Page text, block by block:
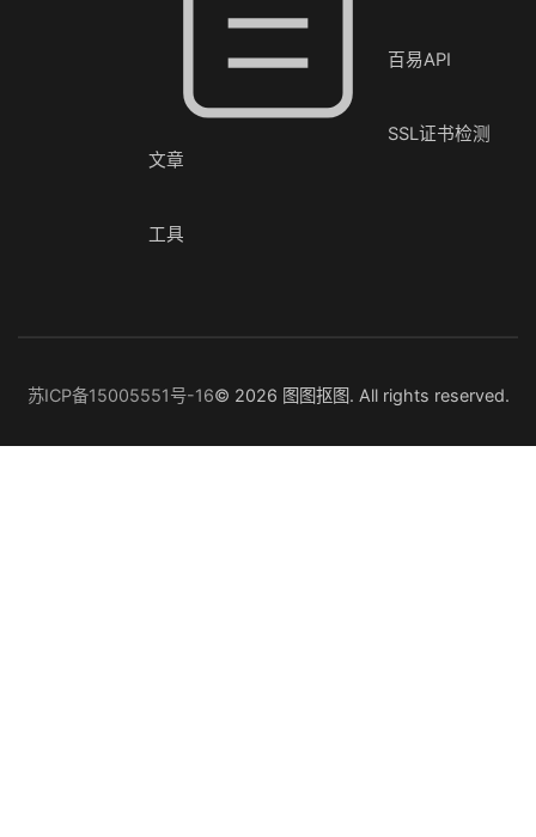
文章
工具
百易API
SSL证书检测
苏ICP备15005551号-16© 2026 图图抠图. All rights reserved.